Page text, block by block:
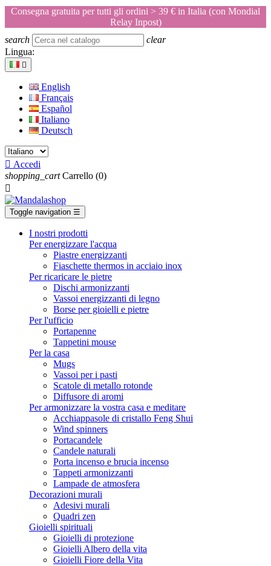
Consegna gratuita per tutti gli ordini > 39 € in Italia (con Mondial
Relay Inpost)
search
clear
Lingua:

English
Français
Español
Italiano
Deutsch
 Accedi
shopping_cart Carrello (0)

Toggle navigation ☰
I nostri prodotti
Per energizzare l'acqua
Piastre energizzanti
Fiaschette thermos in acciaio inox
Per ricaricare le pietre
Dischi armonizzanti
Vassoi energizzanti di legno
Borse per gioielli e pietre
Per l'ufficio
Portapenne
Tappetini mouse
Per la casa
Mugs
Vassoi per i pasti
Scatole di metallo rotonde
Diffusore di aromi
Per armonizzare la vostra casa e meditare
Acchiappasole di cristallo Feng Shui
Wind spinners
Portacandele
Candele naturali
Porta incenso e brucia incenso
Tappeti armonizzanti
Lampade de atmosfera
Decorazioni murali
Adesivi murali
Quadri zen
Gioielli spirituali
Gioielli di protezione
Gioielli Albero della vita
Gioielli Fiore della Vita